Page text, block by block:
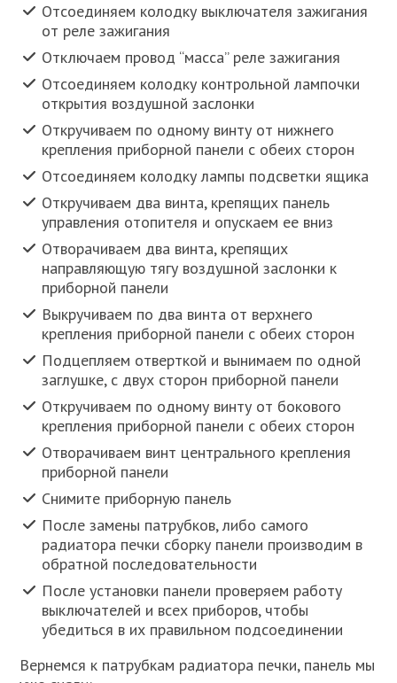
Отсоединяем колодку выключателя зажигания
от реле зажигания
Отключаем провод “масса” реле зажигания
Отсоединяем колодку контрольной лампочки
открытия воздушной заслонки
Откручиваем по одному винту от нижнего
крепления приборной панели с обеих сторон
Отсоединяем колодку лампы подсветки ящика
Откручиваем два винта, крепящих панель
управления отопителя и опускаем ее вниз
Отворачиваем два винта, крепящих
направляющую тягу воздушной заслонки к
приборной панели
Выкручиваем по два винта от верхнего
крепления приборной панели с обеих сторон
Подцепляем отверткой и вынимаем по одной
заглушке, с двух сторон приборной панели
Откручиваем по одному винту от бокового
крепления приборной панели с обеих сторон
Отворачиваем винт центрального крепления
приборной панели
Снимите приборную панель
После замены патрубков, либо самого
радиатора печки сборку панели производим в
обратной последовательности
После установки панели проверяем работу
выключателей и всех приборов, чтобы
убедиться в их правильном подсоединении
Вернемся к патрубкам радиатора печки, панель мы